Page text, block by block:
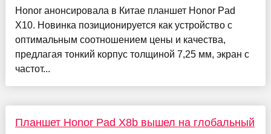
Honor анонсировала в Китае планшет Honor Pad
X10. Новинка позиционируется как устройство с
оптимальным соотношением цены и качества,
предлагая тонкий корпус толщиной 7,25 мм, экран с
частот...
Планшет Honor Pad X8b вышел на глобальный